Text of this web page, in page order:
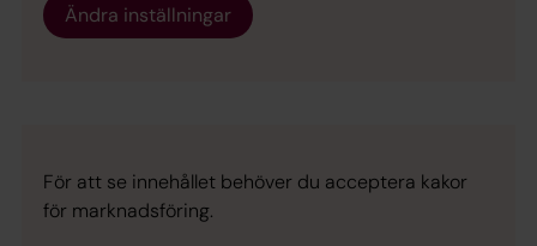
Ändra inställningar
För att se innehållet behöver du acceptera kakor
för marknadsföring.